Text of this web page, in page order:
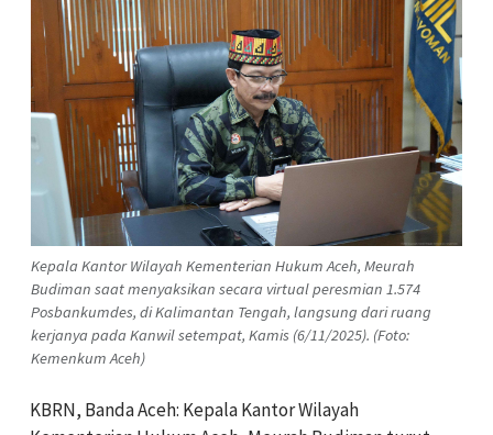
Kepala Kantor Wilayah Kementerian Hukum Aceh, Meurah
Budiman saat menyaksikan secara virtual peresmian 1.574
Posbankumdes, di Kalimantan Tengah, langsung dari ruang
kerjanya pada Kanwil setempat, Kamis (6/11/2025). (Foto:
Kemenkum Aceh)
KBRN, Banda Aceh: Kepala Kantor Wilayah